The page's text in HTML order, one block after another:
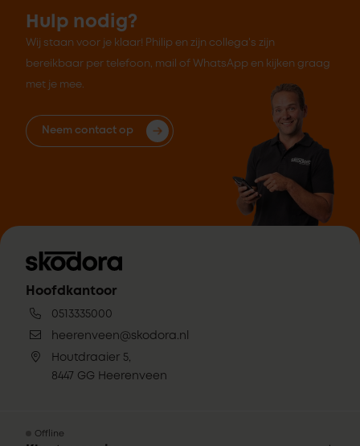
Hulp nodig?
Wij staan voor je klaar! Philip en zijn collega's zijn
bereikbaar per telefoon, mail of WhatsApp en kijken graag
met je mee.
Neem contact op
Hoofdkantoor
0513335000
heerenveen@skodora.nl
Houtdraaier 5,
8447 GG Heerenveen
Offline